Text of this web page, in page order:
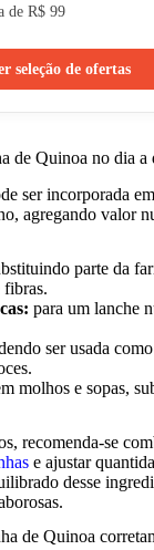
de R$ 99
seleção de ofertas
de Quinoa no dia a
ser incorporada
agregando valor
parte da
fibras.
para um lanche
ser usada
molhos e sopas,
recomenda-se
e ajustar
desse
de Quinoa